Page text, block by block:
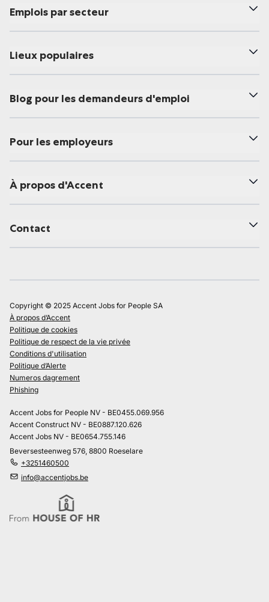
Emplois par secteur
Lieux populaires
Blog pour les demandeurs d'emploi
Pour les employeurs
À propos d'Accent
Contact
Copyright © 2025 Accent Jobs for People SA
À propos d’Accent
Politique de cookies
Politique de respect de la vie privée
Conditions d'utilisation
Politique d’Alerte
Numeros dagrement
Phishing
Accent Jobs for People NV - BE0455.069.956
Accent Construct NV - BE0887.120.626
Accent Jobs NV - BE0654.755.146
Beversesteenweg 576, 8800 Roeselare
+3251460500
info@accentjobs.be